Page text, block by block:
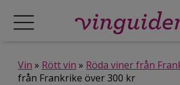
Vin » Rött vin » Röda viner från
från Frankrike över 300 kr